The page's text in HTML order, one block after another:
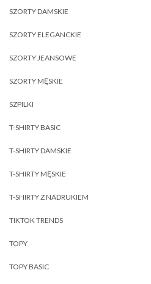
SZORTY DAMSKIE
SZORTY ELEGANCKIE
SZORTY JEANSOWE
SZORTY MĘSKIE
SZPILKI
T-SHIRTY BASIC
T-SHIRTY DAMSKIE
T-SHIRTY MĘSKIE
T-SHIRTY Z NADRUKIEM
TIKTOK TRENDS
TOPY
TOPY BASIC